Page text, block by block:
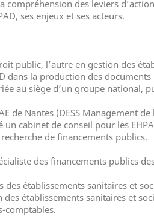
des leviers
ses enjeux et ses acteurs.
public, l’autre en gestion des
dans la production des
au siège d’un groupe national,
de Nantes (DESS Management
cabinet de conseil pour les
de financements publics.
des financements publics
établissements sanitaires et
établissements sanitaires et
comptables.